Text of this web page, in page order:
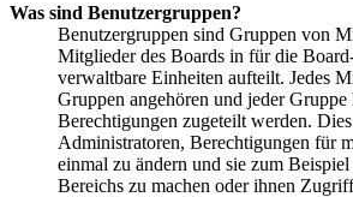
Was sind Benutzergruppen?
Benutzergruppen sind Gruppen von
Mitglieder des Boards in für die
verwaltbare Einheiten aufteilt. Jedes
Gruppen angehören und jeder Gruppe
Berechtigungen zugeteilt werden.
Administratoren, Berechtigungen für
einmal zu ändern und sie zum
Bereichs zu machen oder ihnen